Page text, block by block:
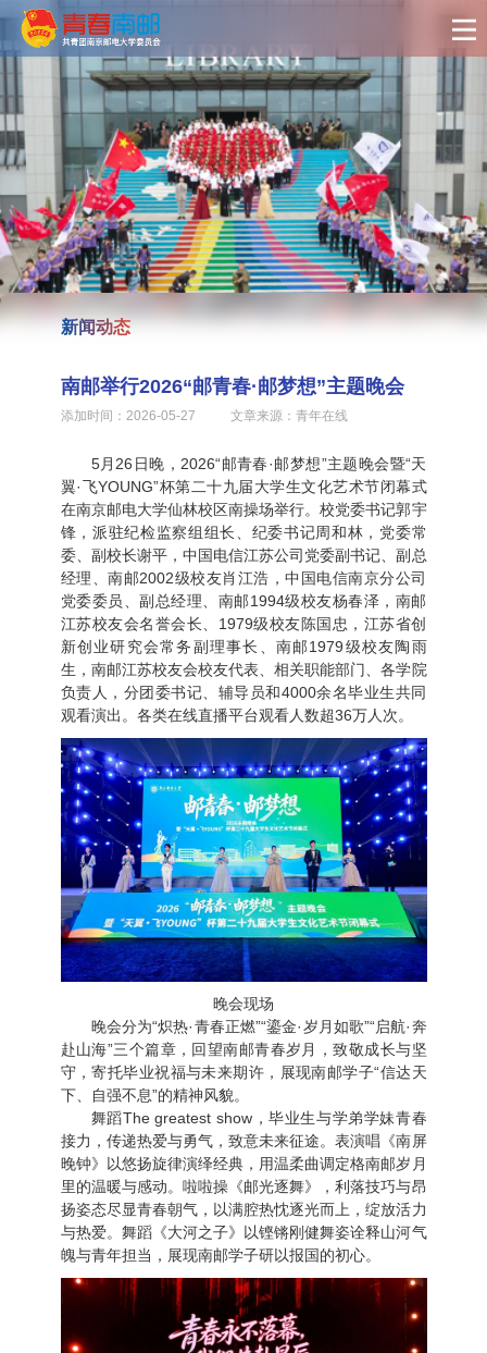
新闻动态
南邮举行2026“邮青春·邮梦想”主题晚会
添加时间：2026-05-27	    文章来源：青年在线
5月26日晚，2026“邮青春·邮梦想”主题晚会暨“天
翼·飞YOUNG”杯第二十九届大学生文化艺术节闭幕式
在南京邮电大学仙林校区南操场举行。校党委书记郭宇
锋，派驻纪检监察组组长、纪委书记周和林，党委常
委、副校长谢平，中国电信江苏公司党委副书记、副总
经理、南邮2002级校友肖江浩，中国电信南京分公司
党委委员、副总经理、南邮1994级校友杨春泽，南邮
江苏校友会名誉会长、1979级校友陈国忠，江苏省创
新创业研究会常务副理事长、南邮1979级校友陶雨
生，南邮江苏校友会校友代表、相关职能部门、各学院
负责人，分团委书记、辅导员和4000余名毕业生共同
观看演出。各类在线直播平台观看人数超36万人次。
晚会现场
晚会分为“炽热·青春正燃”“鎏金·岁月如歌”“启航·奔
赴山海”三个篇章，回望南邮青春岁月，致敬成长与坚
守，寄托毕业祝福与未来期许，展现南邮学子“信达天
下、自强不息”的精神风貌。
舞蹈The greatest show，毕业生与学弟学妹青春
接力，传递热爱与勇气，致意未来征途。表演唱《南屏
晚钟》以悠扬旋律演绎经典，用温柔曲调定格南邮岁月
里的温暖与感动。啦啦操《邮光逐舞》，利落技巧与昂
扬姿态尽显青春朝气，以满腔热忱逐光而上，绽放活力
与热爱。舞蹈《大河之子》以铿锵刚健舞姿诠释山河气
魄与青年担当，展现南邮学子研以报国的初心。